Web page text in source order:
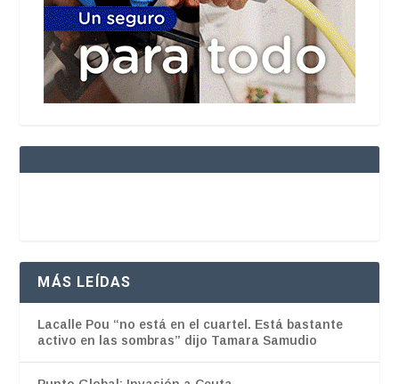
MÁS LEÍDAS
Lacalle Pou “no está en el cuartel. Está bastante
activo en las sombras” dijo Tamara Samudio